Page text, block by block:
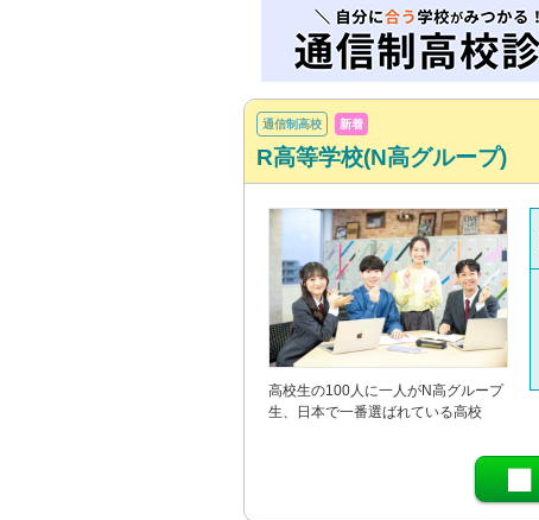
通信制高校 新着
R高等学校(N高グループ)
高校生の100人に一人がN高グループ
生、日本で一番選ばれている高校